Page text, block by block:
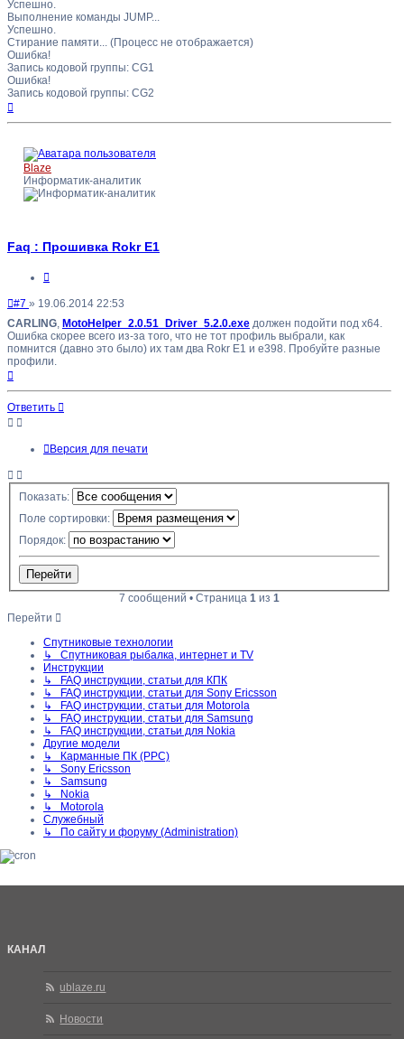
Успешно.
Выполнение команды JUMP...
Успешно.
Стирание памяти... (Процесс не отображается)
Ошибка!
Запись кодовой группы: CG1
Ошибка!
Запись кодовой группы: CG2
к
Blaze
Информатик-аналитик
Faq : Прошивка Rokr E1
Непрочитанное
сообщение
#7 » 19.06.2014 22:53
CARLING MotoHelper_2.0.51_Driver_5.2.0.exe должен подойти под x64.
Ошибка скорее всего из-за того, что не тот профиль выбрали, как
помнится (давно это было) их там два Rokr E1 и e398. Пробуйте разные
профили.
к
Ответить
Версия для печати
Показать:
Поле сортировки:
Порядок:
7 сообщений • Страница 1из 1
Перейти
Спутниковые технологии
↳ Спутниковая рыбалка, интернет и TV
Инструкции
↳ FAQ инструкции, статьи для КПК
↳ FAQ инструкции, статьи для Sony Ericsson
↳ FAQ инструкции, статьи для Motorola
↳ FAQ инструкции, статьи для Samsung
↳ FAQ инструкции, статьи для Nokia
Другие модели
↳ Карманные ПК (PPC)
↳ Sony Ericsson
↳ Samsung
↳ Nokia
↳ Motorola
Служебный
↳ По сайту и форуму (Administration)
КАНАЛ
ublaze.ru
Новости